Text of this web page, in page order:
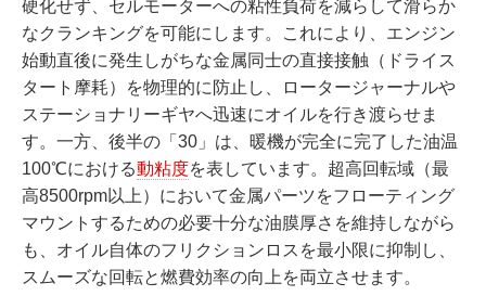
硬化せず、セルモーターへの粘性負荷を減らして滑らか
なクランキングを可能にします。これにより、エンジン
始動直後に発生しがちな金属同士の直接接触（ドライス
タート摩耗）を物理的に防止し、ロータージャーナルや
ステーショナリーギヤへ迅速にオイルを行き渡らせま
す。一方、後半の「30」は、暖機が完全に完了した油温
100℃における動粘度を表しています。超高回転域（最
高8500rpm以上）において金属パーツをフローティング
マウントするための必要十分な油膜厚さを維持しながら
も、オイル自体のフリクションロスを最小限に抑制し、
スムーズな回転と燃費効率の向上を両立させます。